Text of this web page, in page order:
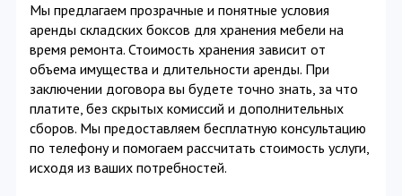
Мы предлагаем прозрачные и понятные условия
аренды складских боксов для хранения мебели на
время ремонта. Стоимость хранения зависит от
объема имущества и длительности аренды. При
заключении договора вы будете точно знать, за что
платите, без скрытых комиссий и дополнительных
сборов. Мы предоставляем бесплатную консультацию
по телефону и помогаем рассчитать стоимость услуги,
исходя из ваших потребностей.